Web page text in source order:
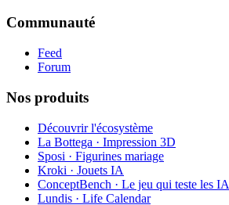
Communauté
Feed
Forum
Nos produits
Découvrir l'écosystème
La Bottega · Impression 3D
Sposi · Figurines mariage
Kroki · Jouets IA
ConceptBench · Le jeu qui teste les IA
Lundis · Life Calendar